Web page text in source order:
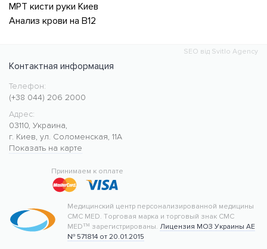
МРТ кисти руки Киев
Анализ крови на В12
SEO від Svitlo Agency
Контактная информация
Медицинский центр CMC MED
https://cmcmed.clinic
Телефон:
(+38 044) 206 2000
Адрес:
03110, Украина,
г. Киев, ул. Соломенская, 11А
Показать на карте
30.476634
Принимаем к оплате
Медицинский центр персонализированной медицины
CMC MED. Торговая марка и торговый знак CMC
MED™ зарегистрированы. Лицензия МОЗ Украины АЕ
№ 571814 от 20.01.2015